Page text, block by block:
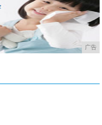
广告